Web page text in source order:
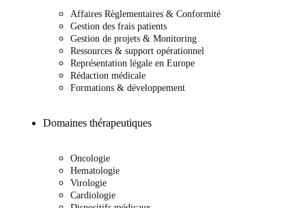
Affaires Règlementaires & Conformité
Gestion des frais patients
Gestion de projets & Monitoring
Ressources & support opérationnel
Représentation légale en Europe
Rédaction médicale
Formations & développement
Domaines thérapeutiques
Oncologie
Hematologie
Virologie
Cardiologie